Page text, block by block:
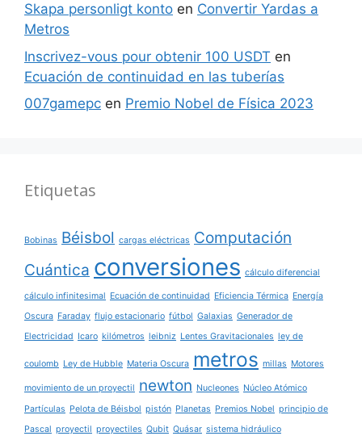
Skapa personligt konto en Convertir Yardas a
Metros
Inscrivez-vous pour obtenir 100 USDT en
Ecuación de continuidad en las tuberías
007gamepc en Premio Nobel de Física 2023
Etiquetas
Bobinas Béisbol cargas eléctricas Computación
Cuántica conversiones cálculo diferencial
cálculo infinitesimal Ecuación de continuidad Eficiencia Térmica Energía
Oscura Faraday flujo estacionario fútbol Galaxias Generador de
Electricidad Icaro kilómetros leibniz Lentes Gravitacionales ley de
coulomb Ley de Hubble Materia Oscura metros millas Motores
movimiento de un proyectil newton Nucleones Núcleo Atómico
Partículas Pelota de Béisbol pistón Planetas Premios Nobel principio de
Pascal proyectil proyectiles Qubit Quásar sistema hidráulico